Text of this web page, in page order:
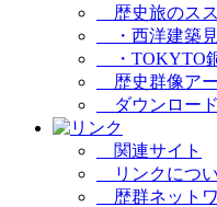
歴史旅のス
・西洋建築
・TOKYTO
歴史群像ア
ダウンロード
関連サイト
リンクにつ
歴群ネット